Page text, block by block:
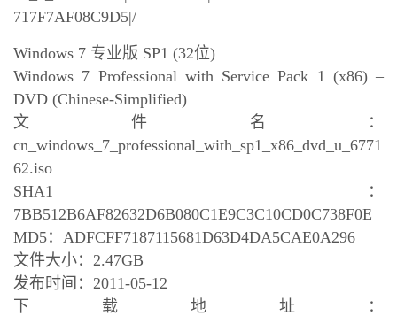
717F7AF08C9D5|/
Windows 7 专业版 SP1 (32位)
Windows 7 Professional with Service Pack 1 (x86) –
DVD (Chinese-Simplified)
文件名：
cn_windows_7_professional_with_sp1_x86_dvd_u_6771
62.iso
SHA1：
7BB512B6AF82632D6B080C1E9C3C10CD0C738F0E
MD5：ADFCFF7187115681D63D4DA5CAE0A296
文件大小：2.47GB
发布时间：2011-05-12
下载地址：